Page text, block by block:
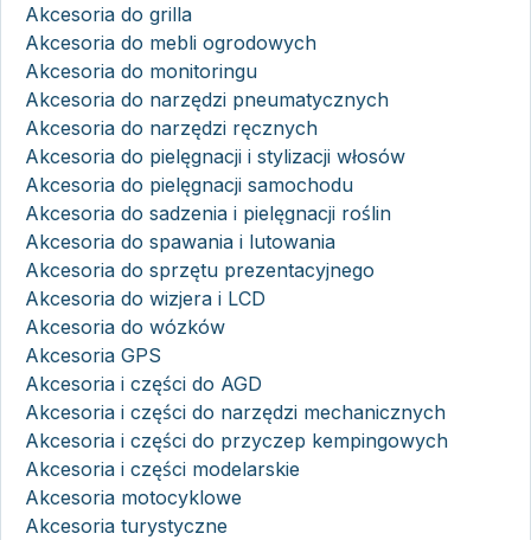
Akcesoria do grilla
Akcesoria do mebli ogrodowych
Akcesoria do monitoringu
Akcesoria do narzędzi pneumatycznych
Akcesoria do narzędzi ręcznych
Akcesoria do pielęgnacji i stylizacji włosów
Akcesoria do pielęgnacji samochodu
Akcesoria do sadzenia i pielęgnacji roślin
Akcesoria do spawania i lutowania
Akcesoria do sprzętu prezentacyjnego
Akcesoria do wizjera i LCD
Akcesoria do wózków
Akcesoria GPS
Akcesoria i części do AGD
Akcesoria i części do narzędzi mechanicznych
Akcesoria i części do przyczep kempingowych
Akcesoria i części modelarskie
Akcesoria motocyklowe
Akcesoria turystyczne